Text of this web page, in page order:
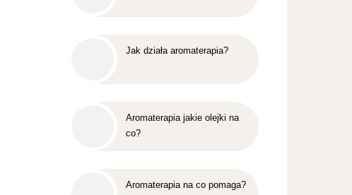
Jak działa aromaterapia?
Aromaterapia jakie olejki na
co?
Aromaterapia na co pomaga?